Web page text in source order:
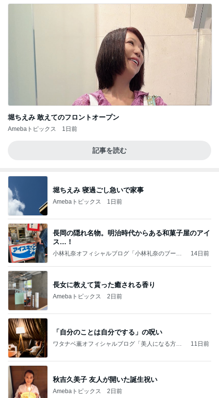
堀ちえみ 敢えてのフロントオープン
Amebaトピックス 1日前
記事を読む
堀ちえみ 寝過ごし急いで家事
Amebaトピックス 1日前
長岡の隠れ名物。明治時代からある和菓子屋のアイ
ス…！
小林礼奈オフィシャルブログ「小林礼奈のブーブ
14日前
長女に教えて貰った癒される香り
Amebaトピックス 2日前
「自分のことは自分でする」の呪い
ワタナベ薫オフィシャルブログ「美人になる方
11日前
秋吉久美子 友人が開いた誕生祝い
Amebaトピックス 2日前